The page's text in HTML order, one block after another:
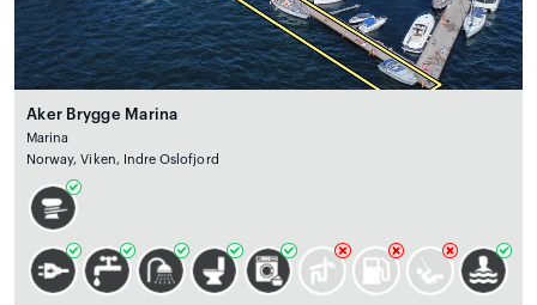
Aker Brygge Marina
Marina
Norway, Viken, Indre Oslofjord